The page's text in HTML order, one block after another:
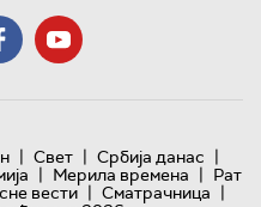
| Свет | Србија данас |
| Мерила времена | Рат
вести | Сматрачница |